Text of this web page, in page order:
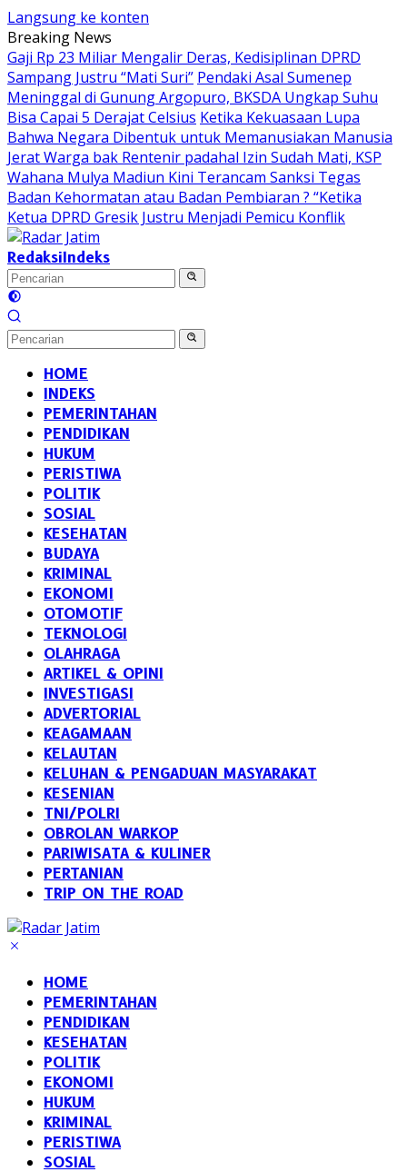
Langsung ke konten
Breaking News
Gaji Rp 23 Miliar Mengalir Deras, Kedisiplinan DPRD
Sampang Justru “Mati Suri” Pendaki Asal Sumenep
Meninggal di Gunung Argopuro, BKSDA Ungkap Suhu
Bisa Capai 5 Derajat Celsius Ketika Kekuasaan Lupa
Bahwa Negara Dibentuk untuk Memanusiakan Manusia
Jerat Warga bak Rentenir padahal Izin Sudah Mati, KSP
Wahana Mulya Madiun Kini Terancam Sanksi Tegas
Badan Kehormatan atau Badan Pembiaran ? “Ketika
Ketua DPRD Gresik Justru Menjadi Pemicu Konflik
RedaksiIndeks
HOME
INDEKS
PEMERINTAHAN
PENDIDIKAN
HUKUM
PERISTIWA
POLITIK
SOSIAL
KESEHATAN
BUDAYA
KRIMINAL
EKONOMI
OTOMOTIF
TEKNOLOGI
OLAHRAGA
ARTIKEL & OPINI
INVESTIGASI
ADVERTORIAL
KEAGAMAAN
KELAUTAN
KELUHAN & PENGADUAN MASYARAKAT
KESENIAN
TNI/POLRI
OBROLAN WARKOP
PARIWISATA & KULINER
PERTANIAN
TRIP ON THE ROAD
HOME
PEMERINTAHAN
PENDIDIKAN
KESEHATAN
POLITIK
EKONOMI
HUKUM
KRIMINAL
PERISTIWA
SOSIAL